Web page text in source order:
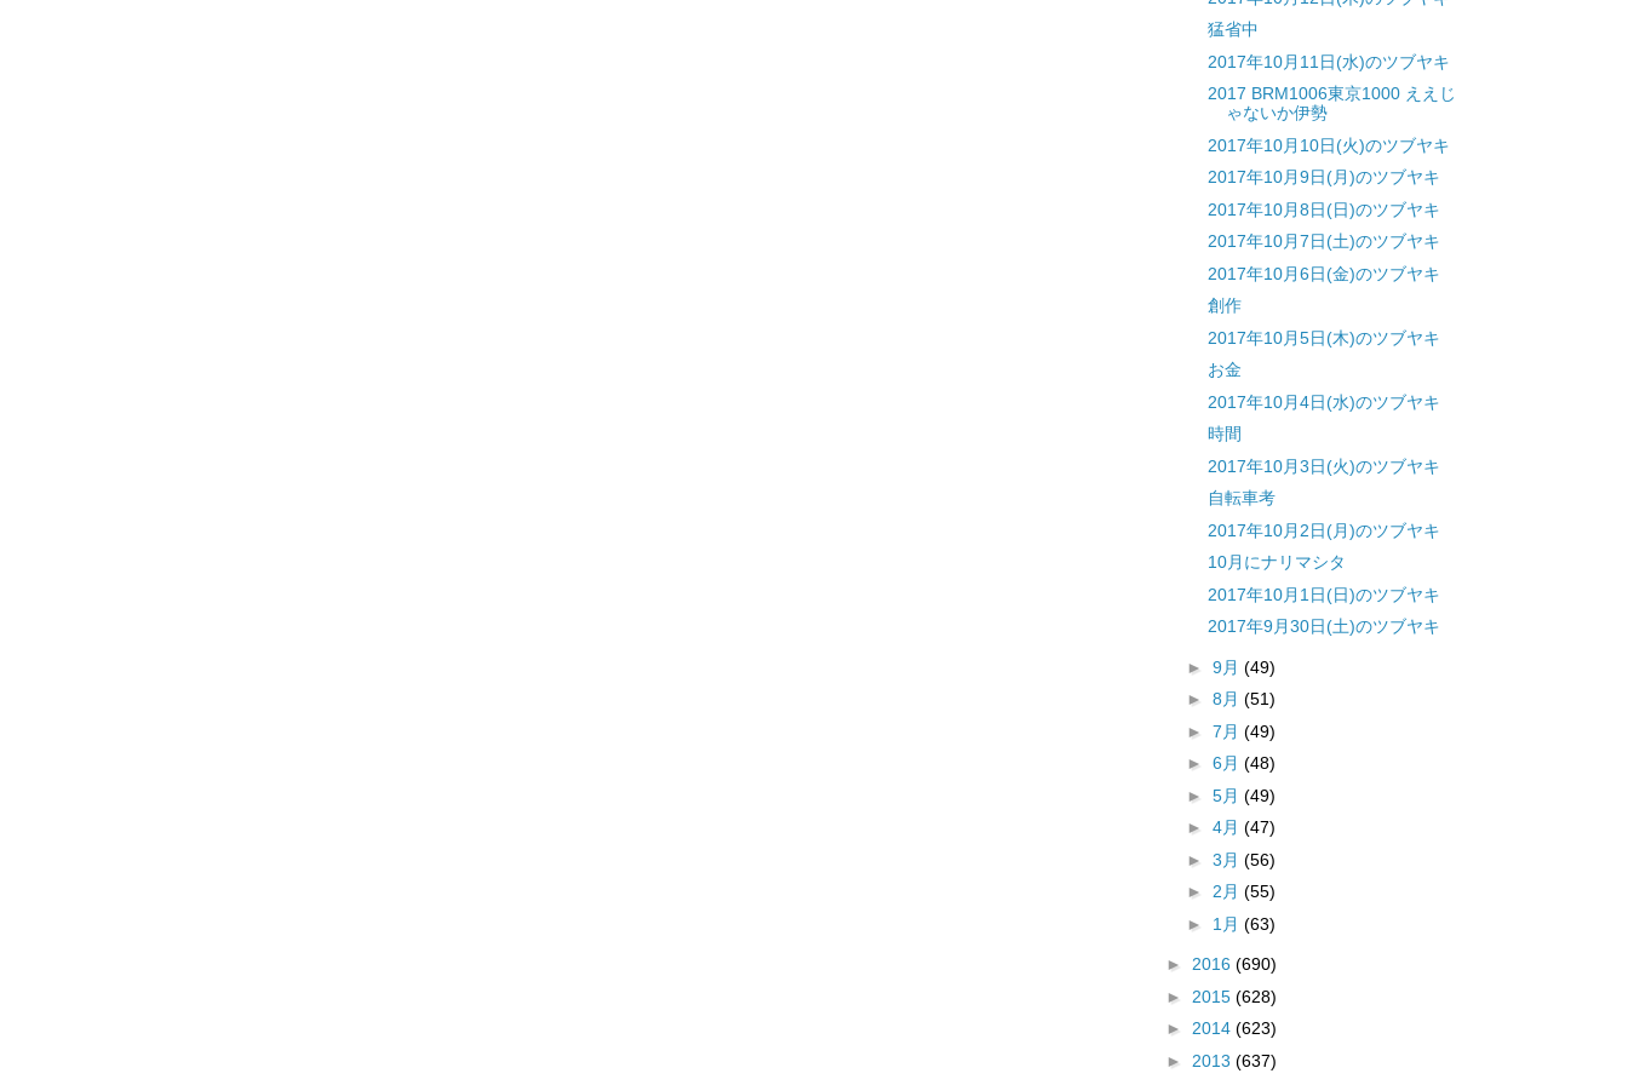
猛省中
2017年10月11日(水)のツブヤキ
2017 BRM1006東京1000 ええじ
ゃないか伊勢
2017年10月10日(火)のツブヤキ
2017年10月9日(月)のツブヤキ
2017年10月8日(日)のツブヤキ
2017年10月7日(土)のツブヤキ
2017年10月6日(金)のツブヤキ
創作
2017年10月5日(木)のツブヤキ
お金
2017年10月4日(水)のツブヤキ
時間
2017年10月3日(火)のツブヤキ
自転車考
2017年10月2日(月)のツブヤキ
10月にナリマシタ
2017年10月1日(日)のツブヤキ
2017年9月30日(土)のツブヤキ
► 9月 (49)
► 8月 (51)
► 7月 (49)
► 6月 (48)
► 5月 (49)
► 4月 (47)
► 3月 (56)
► 2月 (55)
► 1月 (63)
► 2016 (690)
► 2015 (628)
► 2014 (623)
► 2013 (637)